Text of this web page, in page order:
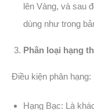
lên Vàng, và sau
dùng như trong
Phân loại hạng
Điều kiện phân hạng:
Hạng Bạc: Là